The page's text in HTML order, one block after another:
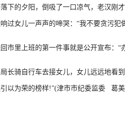
的夕阳，倒吸了一口凉气，老汉刚才
过女儿一声声的啼哭：“我不要贪污犯
里上班的第一件事就是公开宣布：“
骑自行车去接女儿，女儿远远地看到
以为荣的榜样!”(津市市纪委监委 葛